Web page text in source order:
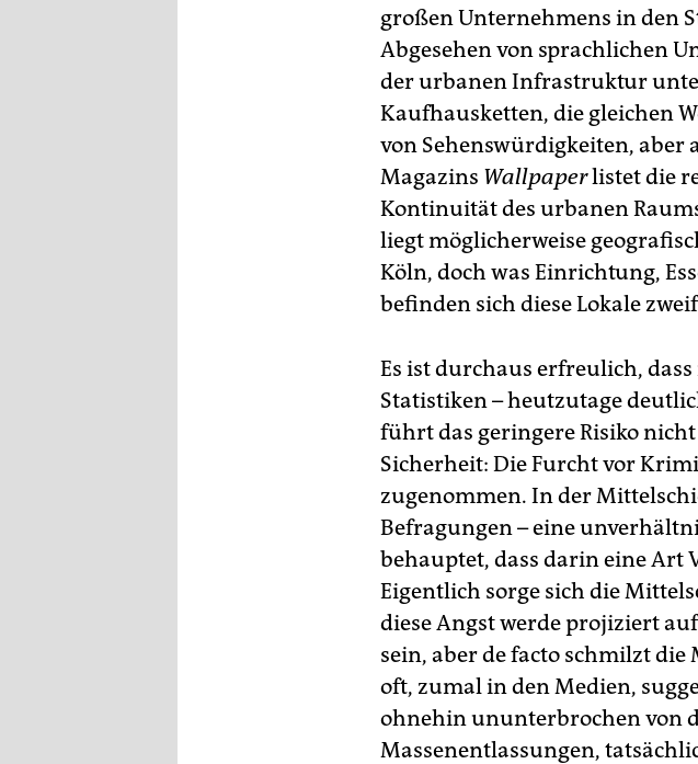
großen Unternehmens in den
Abgesehen von sprachlichen
der urbanen Infrastruktur
Kaufhausketten, die gleichen
von Sehenswürdigkeiten, aber
Magazins Wallpaperlistet die
Kontinuität des urbanen
liegt möglicherweise
Köln, doch was Einrichtung,
befinden sich diese Lokale
Es ist durchaus erfreulich,
Statistiken – heutzutage
führt das geringere Risiko
Sicherheit: Die Furcht vor
zugenommen. In der
Befragungen – eine
behauptet, dass darin eine Art
Eigentlich sorge sich die
diese Angst werde projiziert
sein, aber de facto schmilzt
oft, zumal in den Medien,
ohnehin ununterbrochen von
Massenentlassungen,